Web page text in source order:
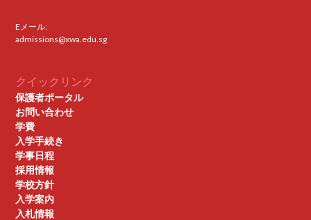
Eメール:
admissions@xwa.edu.sg
クイックリンク
保護者ポータル
お問い合わせ
学費
入学手続き
学事日程
採用情報
学校方針
入学案内
入札情報